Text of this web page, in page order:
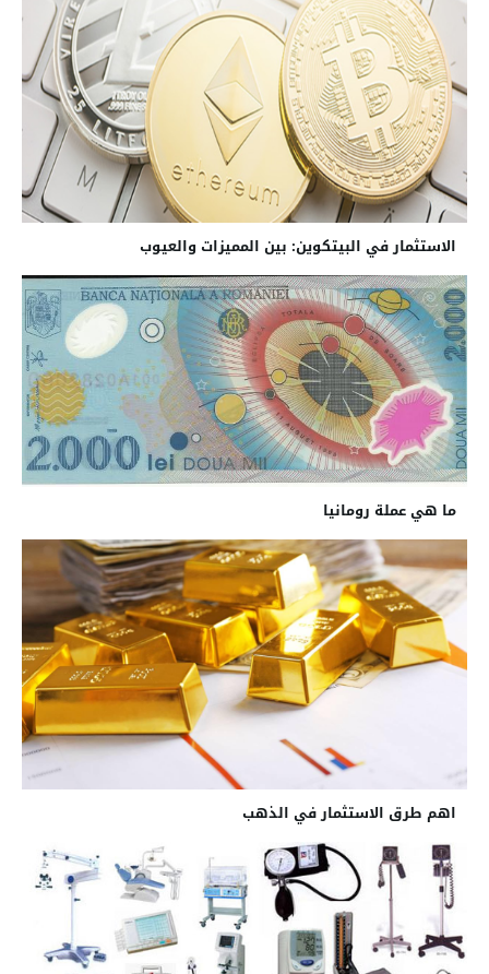
الاستثمار في البيتكوين: بين المميزات والعيوب
ما هي عملة رومانيا
اهم طرق الاستثمار في الذهب